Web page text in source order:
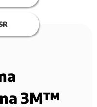
3M™